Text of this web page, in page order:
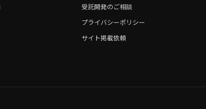
受託開発のご相談
プライバシーポリシー
サイト掲載依頼